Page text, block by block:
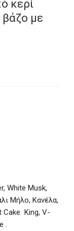
κερί
με
White Musk,
Μήλο, Κανέλα,
Cake King, V-
.